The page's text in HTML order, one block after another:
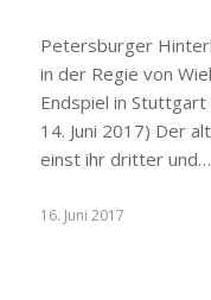
Petersburger
in der Regie von
Endspiel in
14. Juni 2017) Der
einst ihr dritter und…
16. Juni 2017